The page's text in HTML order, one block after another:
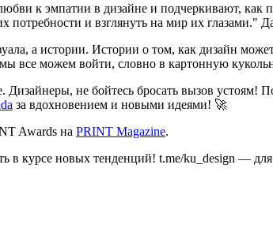
к эмпатии в дизайне и подчеркивают,
потребности и взглянуть на мир их
а истории. Истории о том, как дизайн
все можем войти, словно в картонную
не бойтесь бросать вызов устоям!
за вдохновением и новыми идеями! 🚀
Awards на PRINT Magazine.
в курсе новых тенденций! t.me/ku_design —